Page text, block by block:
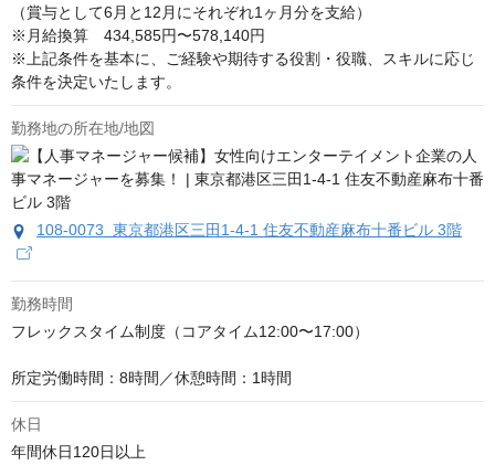
（賞与として6月と12月にそれぞれ1ヶ月分を支給）
※月給換算　434,585円〜578,140円
※上記条件を基本に、ご経験や期待する役割・役職、スキルに応じ
条件を決定いたします。
勤務地の所在地/地図
108-0073 東京都港区三田1-4-1 住友不動産麻布十番ビル 3階
勤務時間
フレックスタイム制度（コアタイム12:00〜17:00）
所定労働時間：8時間／休憩時間：1時間
休日
年間休日120日以上